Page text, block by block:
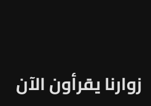
زوارنا يقرأون الآن